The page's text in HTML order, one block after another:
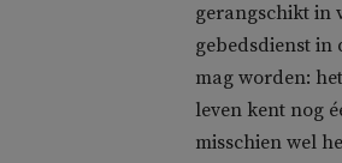
gerangschikt in
gebedsdienst in
mag worden:
leven kent nog
misschien wel